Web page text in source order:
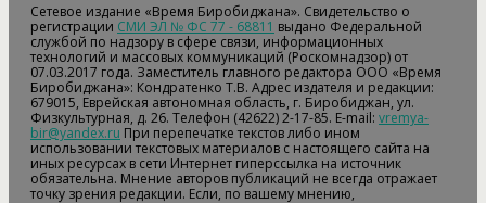
Сетевое издание «Время Биробиджана». Свидетельство о
регистрации СМИ ЭЛ № ФС 77 - 68811 выдано Федеральной
службой по надзору в сфере связи, информационных
технологий и массовых коммуникаций (Роскомнадзор) от
07.03.2017 года. Заместитель главного редактора ООО «Время
Биробиджана»: Кондратенко Т.В. Адрес издателя и редакции:
679015, Еврейская автономная область, г. Биробиджан, ул.
Физкультурная, д. 26. Телефон (42622) 2-17-85. E-mail: vremya-
bir@yandex.ru При перепечатке текстов либо ином
использовании текстовых материалов с настоящего сайта на
иных ресурсах в сети Интернет гиперссылка на источник
обязательна. Мнение авторов публикаций не всегда отражает
точку зрения редакции. Если, по вашему мнению,